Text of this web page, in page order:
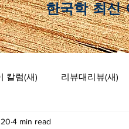
한국학 최신
칼럼(새) 리뷰대리뷰(새)
리뷰 대 리뷰
4 min read